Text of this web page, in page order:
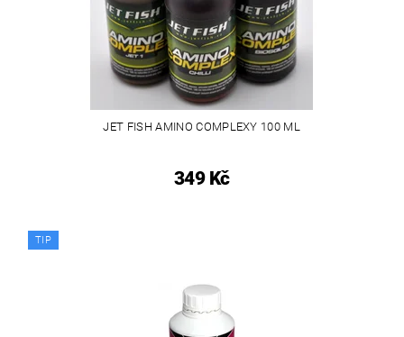
JET FISH AMINO COMPLEXY 100 ML
349 Kč
TIP